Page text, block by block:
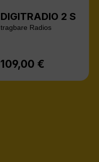
DIGITRADIO 2 S
tragbare Radios
Regulärer Preis:
109,00 €